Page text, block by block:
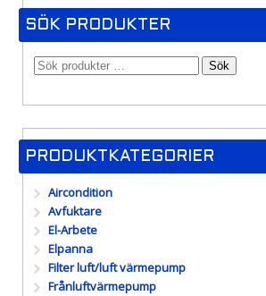
SÖK PRODUKTER
Sök
PRODUKTKATEGORIER
Aircondition
Avfuktare
El-Arbete
Elpanna
Filter luft/luft värmepump
Frånluftvärmepump